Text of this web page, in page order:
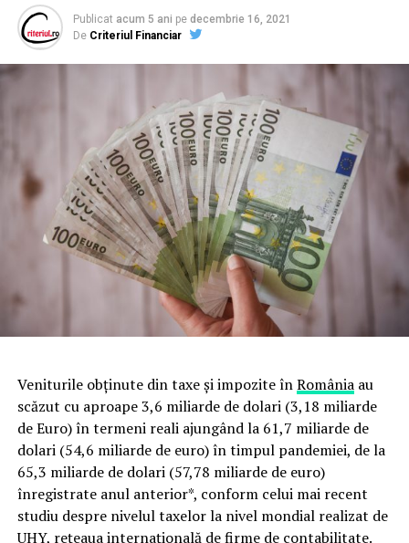
Publicat acum 5 ani pe decembrie 16, 2021
De Criteriul Financiar
Veniturile obținute din taxe și impozite înRomâniaau
scăzut cu aproape 3,6 miliarde de dolari (3,18 miliarde
de Euro) în termeni reali ajungând la 61,7 miliarde de
dolari (54,6 miliarde de euro) în timpul pandemiei, de la
65,3 miliarde de dolari (57,78 miliarde de euro)
înregistrate anul anterior*, conform celui mai recent
studiu despre nivelul taxelor la nivel mondial realizat de
UHY, rețeaua internațională de firme de contabilitate.